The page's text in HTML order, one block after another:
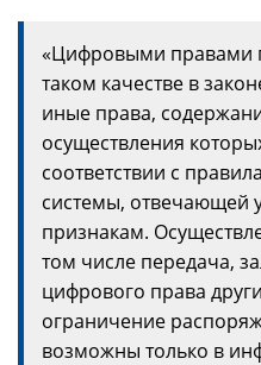
«Цифровыми правами
таком качестве в
иные права,
осуществления
соответствии с
системы, отвечающей
признакам.
том числе передача,
цифрового права
ограничение
возможны только в